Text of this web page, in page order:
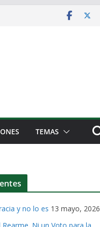
TEMAS
y no lo es 13 mayo, 2026